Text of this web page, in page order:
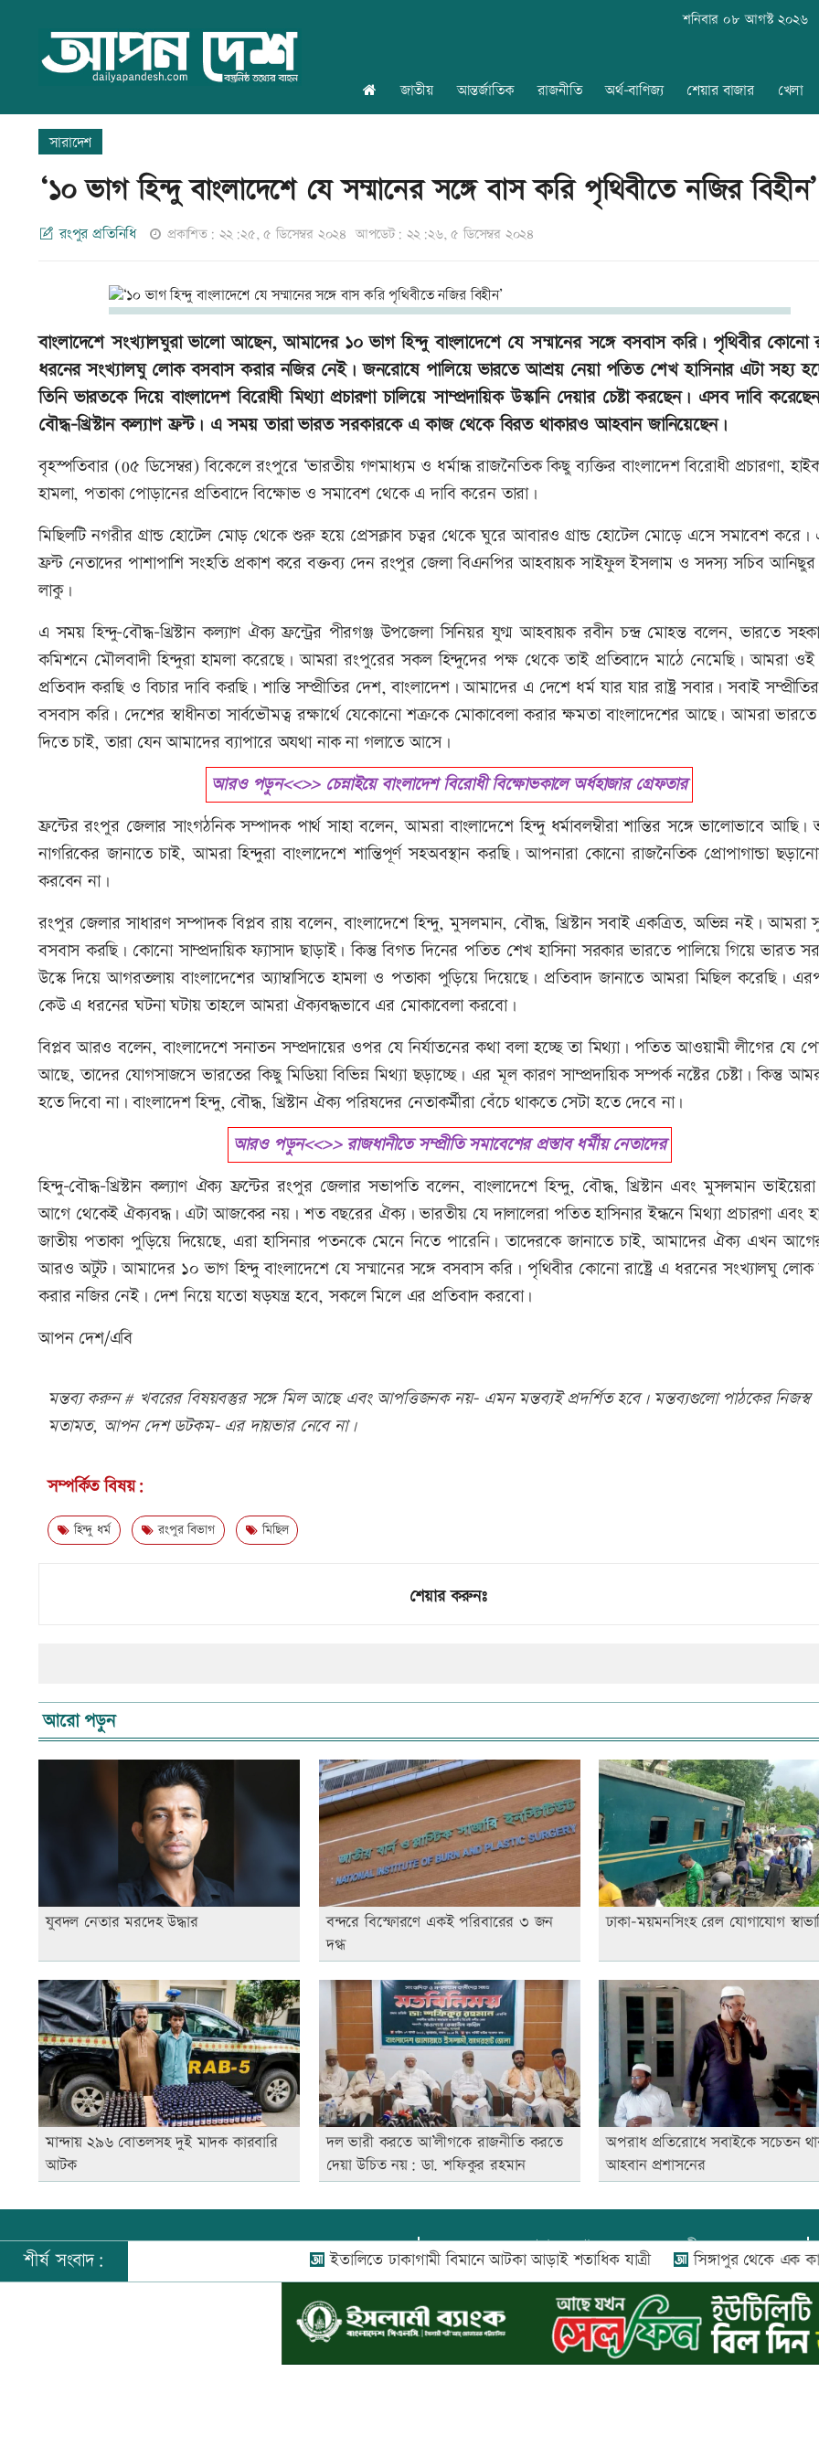
শনিবার ০৮ আগস্ট ২০২৬
জাতীয় আন্তর্জাতিক রাজনীতি অর্থ-বাণিজ্য শেয়ার বাজার খেলা
সারাদেশ
‘১০ ভাগ হিন্দু বাংলাদেশে যে সম্মানের সঙ্গে বাস করি পৃথিবীতে নজির বিহীন’
রংপুর প্রতিনিধি প্রকাশিত: ২২:২৫, ৫ ডিসেম্বর ২০২৪ আপডেট: ২২:২৬, ৫ ডিসেম্বর ২০২৪
বাংলাদেশে সংখ্যালঘুরা ভালো আছেন, আমাদের ১০ ভাগ হিন্দু বাংলাদেশে যে সম্মানের সঙ্গে বসবাস করি। পৃথিবীর কোনো
ধরনের সংখ্যালঘু লোক বসবাস করার নজির নেই। জনরোষে পালিয়ে ভারতে আশ্রয় নেয়া পতিত শেখ হাসিনার এটা সহ্য
তিনি ভারতকে দিয়ে বাংলাদেশ বিরোধী মিথ্যা প্রচারণা চালিয়ে সাম্প্রদায়িক উস্কানি দেয়ার চেষ্টা করছেন। এসব দাবি
বৌদ্ধ-খ্রিস্টান কল্যাণ ফ্রন্ট। এ সময় তারা ভারত সরকারকে এ কাজ থেকে বিরত থাকারও আহবান জানিয়েছেন।
বৃহস্পতিবার (0৫ ডিসেম্বর) বিকেলে রংপুরে ‘ভারতীয় গণমাধ্যম ও ধর্মান্ধ রাজনৈতিক কিছু ব্যক্তির বাংলাদেশ বিরোধী প্রচারণা,
হামলা, পতাকা পোড়ানের প্রতিবাদে বিক্ষোভ ও সমাবেশ থেকে এ দাবি করেন তারা।
মিছিলটি নগরীর গ্রান্ড হোটেল মোড় থেকে শুরু হয়ে প্রেসক্লাব চত্বর থেকে ঘুরে আবারও গ্রান্ড হোটেল মোড়ে এসে সমাবেশ
ফ্রন্ট নেতাদের পাশাপাশি সংহতি প্রকাশ করে বক্তব্য দেন রংপুর জেলা বিএনপির আহবায়ক সাইফুল ইসলাম ও সদস্য সচিব
লাকু।
এ সময় হিন্দু-বৌদ্ধ-খ্রিস্টান কল্যাণ ঐক্য ফ্রন্ট্রের পীরগঞ্জ উপজেলা সিনিয়র যুগ্ম আহবায়ক রবীন চন্দ্র মোহন্ত বলেন, ভারতে
কমিশনে মৌলবাদী হিন্দুরা হামলা করেছে। আমরা রংপুরের সকল হিন্দুদের পক্ষ থেকে তাই প্রতিবাদে মাঠে নেমেছি। আমরা
প্রতিবাদ করছি ও বিচার দাবি করছি। শান্তি সম্প্রীতির দেশ, বাংলাদেশ। আমাদের এ দেশে ধর্ম যার যার রাষ্ট্র সবার। সবাই
বসবাস করি। দেশের স্বাধীনতা সার্বভৌমত্ব রক্ষার্থে যেকোনো শত্রুকে মোকাবেলা করার ক্ষমতা বাংলাদেশের আছে। আমরা
দিতে চাই, তারা যেন আমাদের ব্যাপারে অযথা নাক না গলাতে আসে।
আরও পড়ুন<<>> চেন্নাইয়ে বাংলাদেশ বিরোধী বিক্ষোভকালে অর্ধহাজার গ্রেফতার
ফ্রন্টের রংপুর জেলার সাংগঠনিক সম্পাদক পার্থ সাহা বলেন, আমরা বাংলাদেশে হিন্দু ধর্মাবলম্বীরা শান্তির সঙ্গে ভালোভাবে আছি।
নাগরিকের জানাতে চাই, আমরা হিন্দুরা বাংলাদেশে শান্তিপূর্ণ সহঅবস্থান করছি। আপনারা কোনো রাজনৈতিক প্রোপাগান্ডা
করবেন না।
রংপুর জেলার সাধারণ সম্পাদক বিপ্লব রায় বলেন, বাংলাদেশে হিন্দু, মুসলমান, বৌদ্ধ, খ্রিস্টান সবাই একত্রিত, অভিন্ন নই। আমরা
বসবাস করছি। কোনো সাম্প্রদায়িক ফ্যাসাদ ছাড়াই। কিন্তু বিগত দিনের পতিত শেখ হাসিনা সরকার ভারতে পালিয়ে গিয়ে ভারত
উস্কে দিয়ে আগরতলায় বাংলাদেশের অ্যাম্বাসিতে হামলা ও পতাকা পুড়িয়ে দিয়েছে। প্রতিবাদ জানাতে আমরা মিছিল করেছি।
কেউ এ ধরনের ঘটনা ঘটায় তাহলে আমরা ঐক্যবদ্ধভাবে এর মোকাবেলা করবো।
বিপ্লব আরও বলেন, বাংলাদেশে সনাতন সম্প্রদায়ের ওপর যে নির্যাতনের কথা বলা হচ্ছে তা মিথ্যা। পতিত আওয়ামী লীগের যে
আছে, তাদের যোগসাজসে ভারতের কিছু মিডিয়া বিভিন্ন মিথ্যা ছড়াচ্ছে। এর মূল কারণ সাম্প্রদায়িক সম্পর্ক নষ্টের চেষ্টা। কিন্তু
হতে দিবো না। বাংলাদেশ হিন্দু, বৌদ্ধ, খ্রিস্টান ঐক্য পরিষদের নেতাকর্মীরা বেঁচে থাকতে সেটা হতে দেবে না।
আরও পড়ুন<<>> রাজধানীতে সম্প্রীতি সমাবেশের প্রস্তাব ধর্মীয় নেতাদের
হিন্দু-বৌদ্ধ-খ্রিস্টান কল্যাণ ঐক্য ফ্রন্টের রংপুর জেলার সভাপতি বলেন, বাংলাদেশে হিন্দু, বৌদ্ধ, খ্রিস্টান এবং মুসলমান
আগে থেকেই ঐক্যবদ্ধ। এটা আজকের নয়। শত বছরের ঐক্য। ভারতীয় যে দালালেরা পতিত হাসিনার ইন্ধনে মিথ্যা প্রচারণা এবং
জাতীয় পতাকা পুড়িয়ে দিয়েছে, এরা হাসিনার পতনকে মেনে নিতে পারেনি। তাদেরকে জানাতে চাই, আমাদের ঐক্য এখন
আরও অটুট। আমাদের ১০ ভাগ হিন্দু বাংলাদেশে যে সম্মানের সঙ্গে বসবাস করি। পৃথিবীর কোনো রাষ্ট্রে এ ধরনের সংখ্যালঘু
করার নজির নেই। দেশ নিয়ে যতো ষড়যন্ত্র হবে, সকলে মিলে এর প্রতিবাদ করবো।
আপন দেশ/এবি
মন্তব্য করুন # খবরের বিষয়বস্তুর সঙ্গে মিল আছে এবং আপত্তিজনক নয়- এমন মন্তব্যই প্রদর্শিত হবে। মন্তব্যগুলো পাঠকের নিজস্ব
মতামত, আপন দেশ ডটকম- এর দায়ভার নেবে না।
সম্পর্কিত বিষয়:
হিন্দু ধর্ম রংপুর বিভাগ মিছিল
শেয়ার করুনঃ
আরো পড়ুন
যুবদল নেতার মরদেহ উদ্ধার
বন্দরে বিস্ফোরণে একই পরিবারের ৩ জন
দগ্ধ
ঢাকা-ময়মনসিংহ রেল যোগাযোগ
মান্দায় ২৯৬ বোতলসহ দুই মাদক কারবারি
আটক
দল ভারী করতে আ’লীগকে রাজনীতি করতে
দেয়া উচিত নয়: ডা. শফিকুর রহমান
অপরাধ প্রতিরোধে সবাইকে সচেতন
আহবান প্রশাসনের
প্রধান সম্পাদক:আফজাল বারী
প্রোমিতা আফরিন কর্তৃক সম্পাদিত ও প্রকাশিত
সি-৫০১, ৬ষ্ঠতলা, আল রাজী কমপ্লেক্স, ১৬৬-১৬৭
শহীদ সৈয়দ নজরুল ইসলাম সরণি, পুরানা পল্টন, ঢাকা-১০০০
শীর্ষ সংবাদ: ইতালিতে ঢাকাগামী বিমানে আটকা আড়াই শতাধিক যাত্রী সিঙ্গাপুর থেকে এক